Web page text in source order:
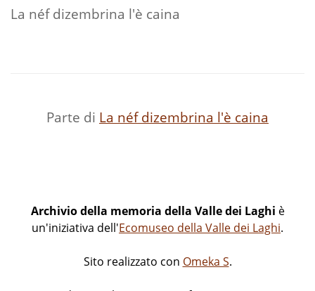
La néf dizembrina l'è caina
Parte di La néf dizembrina l'è caina
Archivio della memoria della Valle dei Laghi è
un'iniziativa dell'Ecomuseo della Valle dei Laghi.
Sito realizzato con Omeka S.